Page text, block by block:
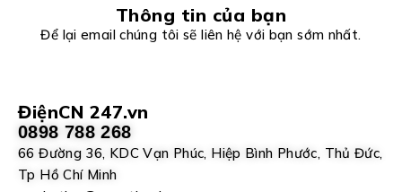
ĐiệnCN 247.vn
0898 788 268
66 Đường 36, KDC Vạn Phúc, Hiệp Bình Phước, Thủ Đức,
Tp Hồ Chí Minh
Thông tin của bạn
Để lại email chúng tôi sẽ liên hệ với bạn sớm nhất.